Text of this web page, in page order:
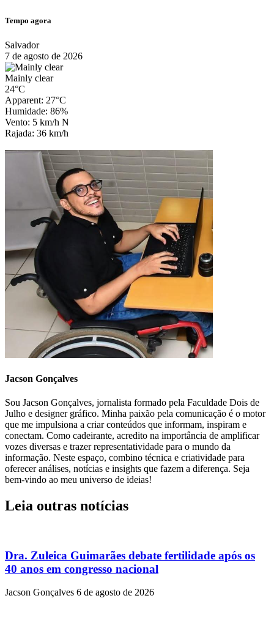
Tempo agora
Salvador
7 de agosto de 2026
Mainly clear
24°C
Apparent: 27°C
Humidade: 86%
Vento: 5 km/h N
Rajada: 36 km/h
Jacson Gonçalves
Sou Jacson Gonçalves, jornalista formado pela Faculdade Dois de
Julho e designer gráfico. Minha paixão pela comunicação é o motor
que me impulsiona a criar conteúdos que informam, inspiram e
conectam. Como cadeirante, acredito na importância de amplificar
vozes diversas e trazer representatividade para o mundo da
informação. Neste espaço, combino técnica e criatividade para
oferecer análises, notícias e insights que fazem a diferença. Seja
bem-vindo ao meu universo de ideias!
Leia outras notícias
Dra. Zuleica Guimarães debate fertilidade após os
40 anos em congresso nacional
Jacson Gonçalves 6 de agosto de 2026